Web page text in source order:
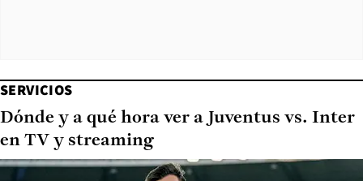
SERVICIOS
Dónde y a qué hora ver a Juventus vs. Inter
en TV y streaming